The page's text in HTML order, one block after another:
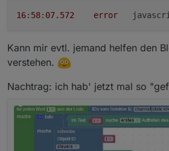
16: 58: 07.572 error
Kann mir evtl. jemand helfen den
verstehen.
Nachtrag: ich hab' jetzt mal so